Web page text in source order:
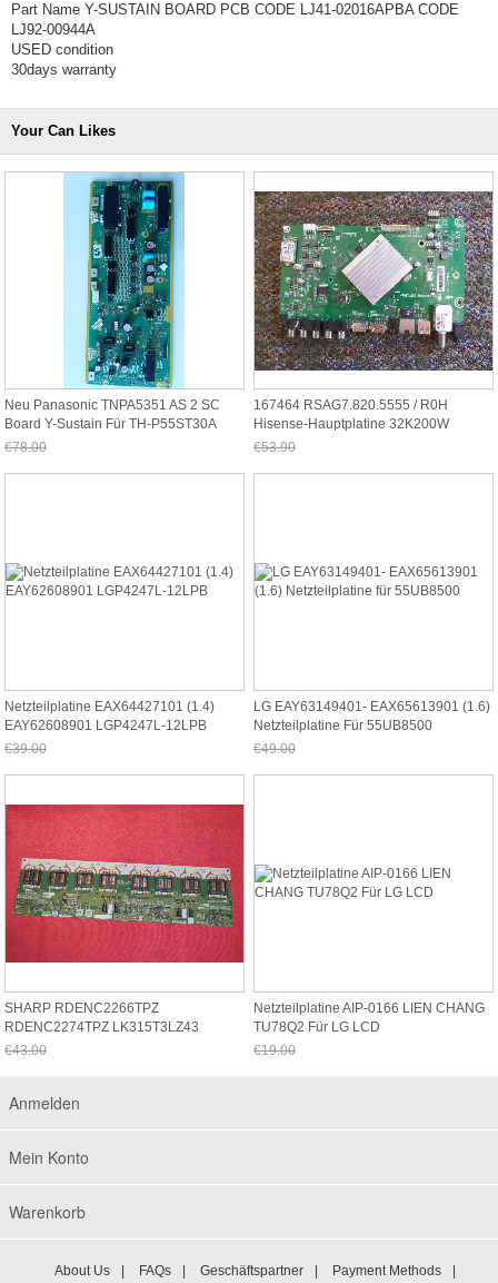
Part Name Y-SUSTAIN BOARD PCB CODE LJ41-02016APBA CODE
LJ92-00944A
USED condition
30days warranty
Your Can Likes
Neu Panasonic TNPA5351 AS 2 SC
Board Y-Sustain Für TH-P55ST30A
P55ST30
€78.00
167464 RSAG7.820.5555 / R0H
Hisense-Hauptplatine 32K200W
€53.90
Netzteilplatine EAX64427101 (1.4)
EAY62608901 LGP4247L-12LPB
€39.00
LG EAY63149401- EAX65613901 (1.6)
Netzteilplatine Für 55UB8500
€49.00
SHARP RDENC2266TPZ
RDENC2274TPZ LK315T3LZ43
RÜCKLICHT-INVERTER
€43.00
Netzteilplatine AIP-0166 LIEN CHANG
TU78Q2 Für LG LCD
€19.00
Anmelden
Mein Konto
Warenkorb
About Us FAQs Geschäftspartner Payment Methods